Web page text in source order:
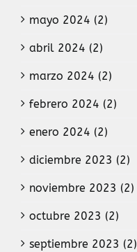
mayo 2024 (2)
abril 2024 (2)
marzo 2024 (2)
febrero 2024 (2)
enero 2024 (2)
diciembre 2023 (2)
noviembre 2023 (2)
octubre 2023 (2)
septiembre 2023 (2)